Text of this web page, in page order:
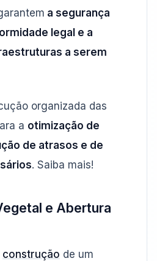
a segurança
legal e a
a serem
organizada das
a otimização de
de atrasos e de
. Saiba mais!
e Abertura
construção de um